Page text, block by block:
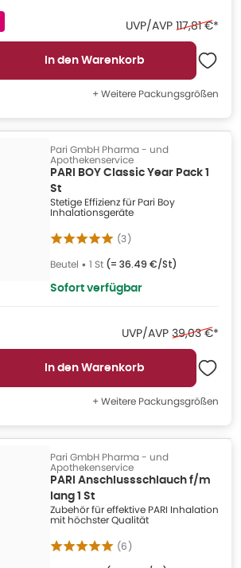
UVP/AVP Ehemaliger
117,81 €*
In den Warenkorb
+ Weitere Packungsgrößen
Pari GmbH Pharma - und
Apothekenservice
PARI BOY Classic Year Pack 1
St
Stetige Effizienz für Pari Boy
Inhalationsgeräte
(3)
Beutel • 1 St (= 36.49 €/St)
Sofort verfügbar
UVP/AVP Ehemaliger
39,03 €*
In den Warenkorb
+ Weitere Packungsgrößen
Pari GmbH Pharma - und
Apothekenservice
PARI Anschlussschlauch f/m
lang 1 St
Zubehör für effektive PARI Inhalation
mit höchster Qualität
(6)